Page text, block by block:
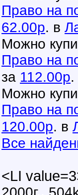
Право на
62.00р. в
Можно
Право на
за 112.00р
Можно
Право на
120.00р. в
Все
<LI